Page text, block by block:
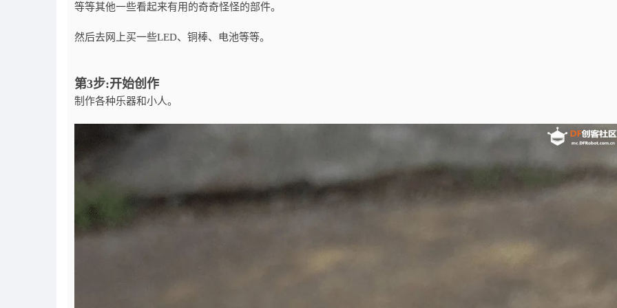
等等其他一些看起来有用的奇奇怪怪的部件。
然后去网上买一些LED、铜棒、电池等等。
第3步:开始创作
制作各种乐器和小人。